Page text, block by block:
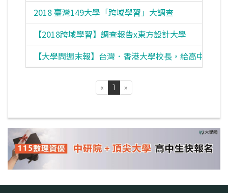
2018 臺灣149大學「跨域學習」大調查
【2018跨域學習】調查報告x東方設計大學
【大學問週末報】台灣．香港大學校長，給高中生的
« 1 »